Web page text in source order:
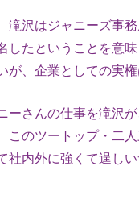
沢はジャニーズ事
したということを意
が、企業としての実
さんの仕事を滝沢
このツートップ・二
社内外に強くて逞し